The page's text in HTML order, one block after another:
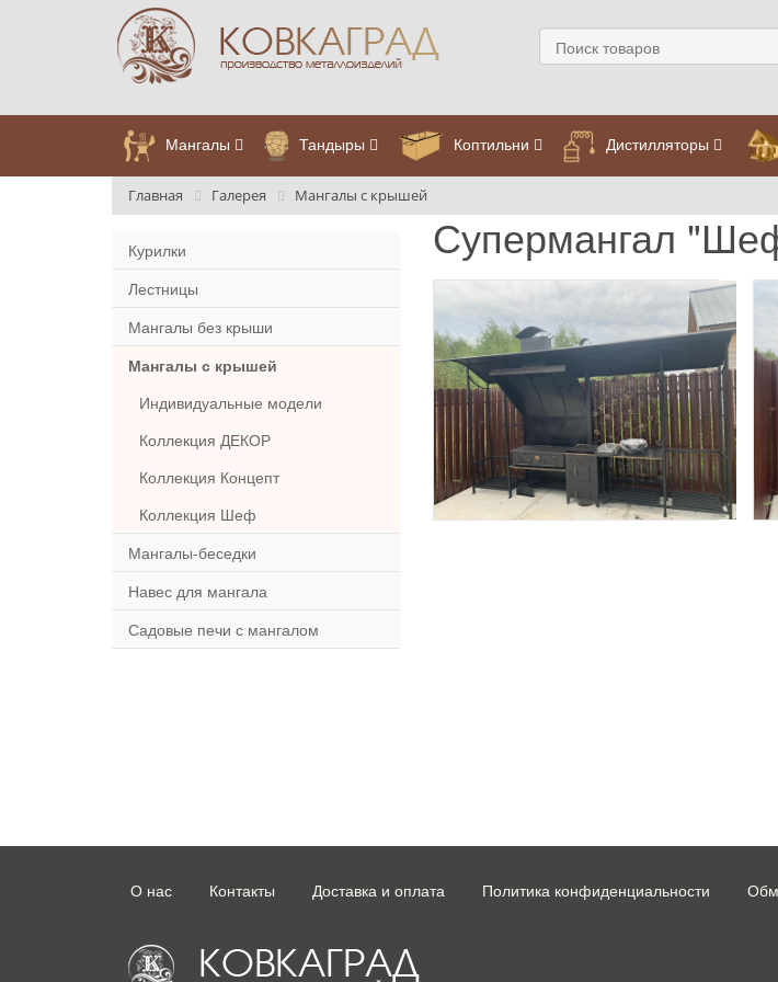
Мангалы Тандыры Коптильни Дистилляторы
Главная Галерея Мангалы с крышей
Курилки
Лестницы
Мангалы без крыши
Мангалы с крышей
Индивидуальные модели
Коллекция ДЕКОР
Коллекция Концепт
Коллекция Шеф
Мангалы-беседки
Навес для мангала
Садовые печи с мангалом
Супермангал
О нас Контакты Доставка и оплата Политика конфиденциальности